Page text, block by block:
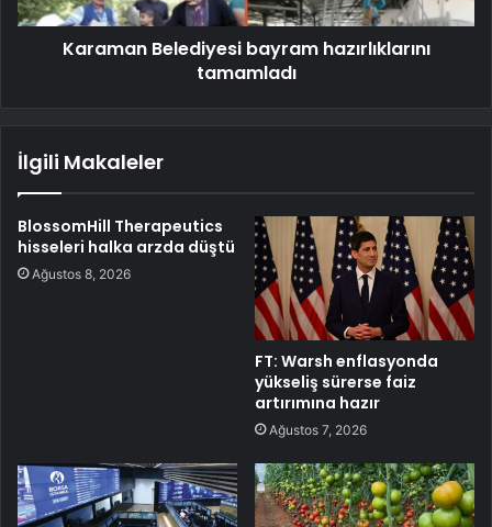
Karaman Belediyesi bayram hazırlıklarını
tamamladı
İlgili Makaleler
BlossomHill Therapeutics
hisseleri halka arzda düştü
Ağustos 8, 2026
FT: Warsh enflasyonda
yükseliş sürerse faiz
artırımına hazır
Ağustos 7, 2026